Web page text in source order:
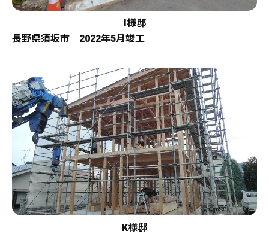
I様邸
長野県須坂市 2022年5月竣工
K様邸